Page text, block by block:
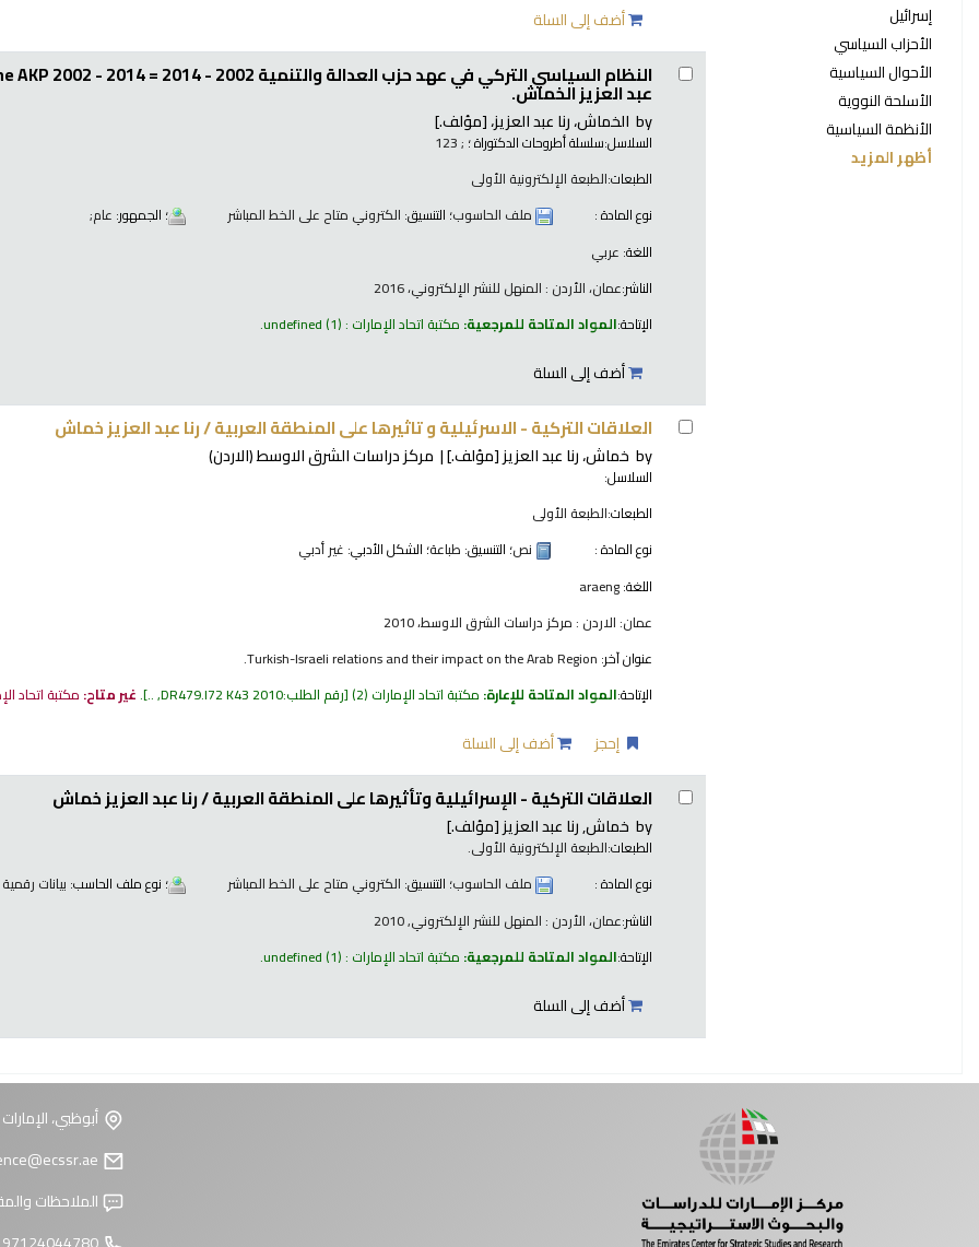
إسرائيل
الأحزاب السياسي
الأحوال السياسية
الأسلحة النووية
الأنظمة السياسية
أظهر المزيد
أضف إلى السلة
النظام السياسي التركي في عهد حزب العدالة والتنمية 2002 - 2014 = Turkish Political System under the AKP 2002 - 2014 /
عبد العزيز الخماش.
by الخماش، رنا عبد العزيز،[مؤلف.]
السلاسل:سلسلة أطروحات الدكتوراة ؛ ; 123
الطبعات:الطبعة الإلكترونية الأولى
نوع المادة :
ملف الحاسوب؛ التنسيق: الكتروني متاح على الخط المباشر ؛ الجمهور: عام;
اللغة: عربي
الناشر:عمان، الأردن : المنهل للنشر الإلكتروني، 2016
الإتاحة:المواد المتاحة للمرجعية: مكتبة اتحاد الإمارات : undefined(1).
أضف إلى السلة
العلاقات التركية - الاسرئيلية و تاثيرها على المنطقة العربية /رنا عبد العزيز خماش
by خماش، رنا عبد العزيز[مؤلف.] مركز دراسات الشرق الاوسط (الاردن)
السلاسل:
الطبعات:الطبعة الأولى
نوع المادة :
نص؛ التنسيق: طباعة؛ الشكل الأدبي: غير أدبي
اللغة:araeng
عمان: الاردن : مركز دراسات الشرق الاوسط، 2010
عنوان آخر: Turkish-Israeli relations and their impact on the Arab Region.
الإتاحة:المواد المتاحة للإعارة: مكتبة اتحاد الإمارات (2) رقم الطلب:DR479.I72 K43 2010, ..
.غير متاح: مكتبة اتحاد
إحجز أضف إلى السلة
العلاقات التركية - الإسرائيلية وتأثيرها على المنطقة العربية /رنا عبد العزيز خماش
by خماش, رنا عبد العزيز[مؤلف.]
الطبعات:الطبعة الإلكترونية الأولى.
نوع المادة :
ملف الحاسوب؛ التنسيق: الكتروني متاح على الخط المباشر ؛ نوع ملف الحاسب: بيانات رقمية
الناشر:عمان، الأردن : المنهل للنشر الإلكتروني, 2010
الإتاحة:المواد المتاحة للمرجعية: مكتبة اتحاد الإمارات : undefined(1).
أضف إلى السلة
أبوظبي،
الملاحظات